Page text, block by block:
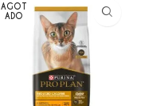
AGOT
ADO